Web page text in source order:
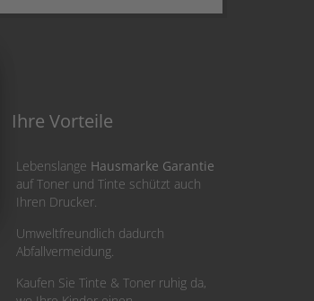
Ihre Vorteile
Lebenslange Hausmarke Garantie
auf Toner und Tinte schützt auch
Ihren Drucker.
Umweltfreundlich dadurch
Abfallvermeidung.
Kaufen Sie Tinte & Toner ruhig da,